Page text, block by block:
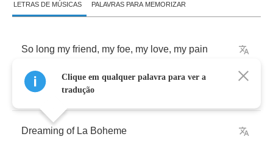
LETRAS DE MÚSICAS PALAVRAS PARA MEMORIZAR
So long my friend, my foe, my love, my pain
The road's calling
Dreaming of La Boheme
Clique em qualquer palavra para ver a
tradução